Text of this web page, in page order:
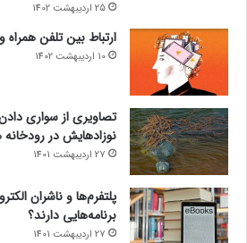
25 اردیبهشت 1402
ارتباط بین تلفن
10 اردیبهشت 1402
تصاویری از سواری
نوزادهایش در رودخانه
27 اردیبهشت 1401
پلتفرم‌ها و ناشران
برنامه‌هایی دارند؟
27 اردیبهشت 1401